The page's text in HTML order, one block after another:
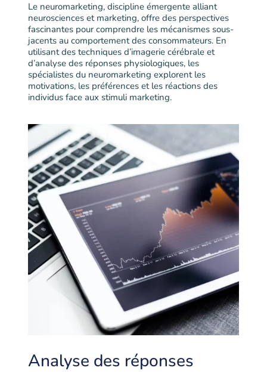
Le neuromarketing, discipline émergente alliant
neurosciences et marketing, offre des perspectives
fascinantes pour comprendre les mécanismes sous-
jacents au comportement des consommateurs. En
utilisant des techniques d’imagerie cérébrale et
d’analyse des réponses physiologiques, les
spécialistes du neuromarketing explorent les
motivations, les préférences et les réactions des
individus face aux stimuli marketing.
Analyse des réponses